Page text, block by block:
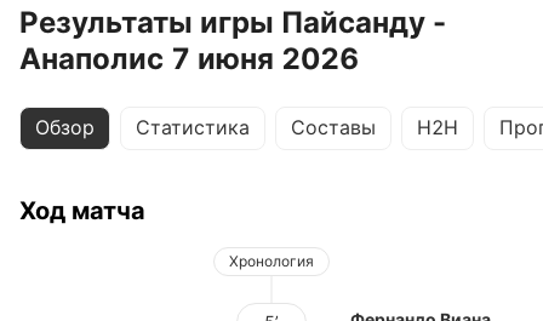
Результаты игры Пайсанду -
Анаполис 7 июня 2026
Обзор Статистика Составы H2H
Ход матча
Хронология